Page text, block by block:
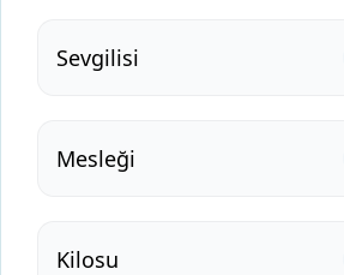
Sevgilisi
Mesleği
Kilosu